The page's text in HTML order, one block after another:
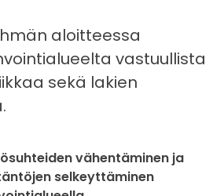
aloitteessa
vastuullista
sekä lakien
vähentäminen ja
selkeyttäminen